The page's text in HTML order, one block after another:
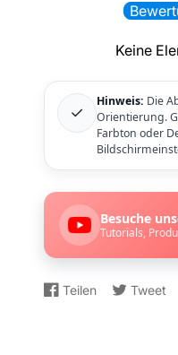
Keine
✓
Hinweis: Die
Orientierung.
Farbton oder
Besuche
Tutorials,
Teilen
Auf
Wird
Tweet
Auf
Wird